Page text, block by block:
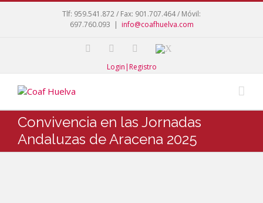
Tlf: 959.541.872 / Fax: 901.707.464 / Móvil:
697.760.093 | info@coafhuelva.com
Login|Registro
Convivencia en las Jornadas
Andaluzas de Aracena 2025